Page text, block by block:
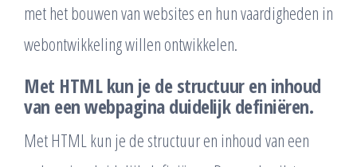
met het bouwen van websites en hun vaardigheden in
webontwikkeling willen ontwikkelen.
Met HTML kun je de structuur en inhoud
van een webpagina duidelijk definiëren.
Met HTML kun je de structuur en inhoud van een